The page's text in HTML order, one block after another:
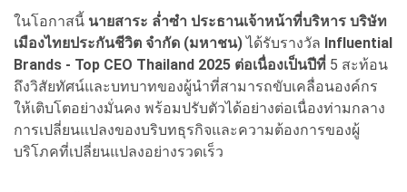
ในโอกาสนี้ นายสาระ ล่ำซำ ประธานเจ้าหน้าที่บริหาร บริษัท
เมืองไทยประกันชีวิต จำกัด (มหาชน)ได้รับรางวัล Influential
Brands - Top CEO Thailand 2025 ต่อเนื่องเป็นปีที่ 5 สะท้อน
ถึงวิสัยทัศน์และบทบาทของผู้นำที่สามารถขับเคลื่อนองค์กร
ให้เติบโตอย่างมั่นคง พร้อมปรับตัวได้อย่างต่อเนื่องท่ามกลาง
การเปลี่ยนแปลงของบริบทธุรกิจและความต้องการของผู้
บริโภคที่เปลี่ยนแปลงอย่างรวดเร็ว